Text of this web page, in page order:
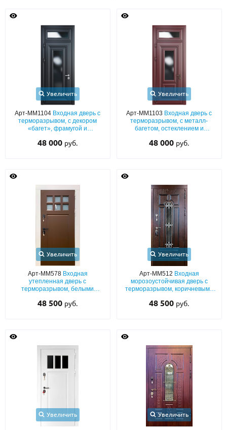
Увеличить
Арт-ММ1104 Входная дверь с
терморазрывом, с декором
«багет», фрамугой и
48 000 руб.
Увеличить
Арт-ММ1103 Входная дверь с
терморазрывом, с металл-
багетом, остеклением и
48 000 руб.
Увеличить
Арт-ММ578 Входная
утепленная дверь с
терморазрывом, белыми
плитами МДФ (окрас по RAL) и
48 500 руб.
Увеличить
Арт-ММ512 Входная
морозоустойчивая дверь с
терморазрывом, коричневыми
ковкой
48 500 руб.
Увеличить Увеличить